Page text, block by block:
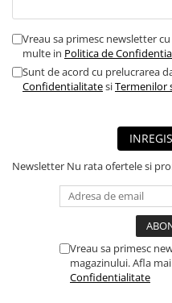
■ Scule si echipamente
pneumatice
■ Odorizanti auto
■ Carlige remorcare
■ Accesorii vehicule electrice
■ Scule de mana
■ Vulcanizare
Vreau sa primesc newsletter
multe in Politica de
Sunt de acord cu prelucrarea
ConfidentialitatesiTermenilor
Newsletter Nu rata ofertele si
Vreau sa primesc
magazinului. Afla
Confidentialitate